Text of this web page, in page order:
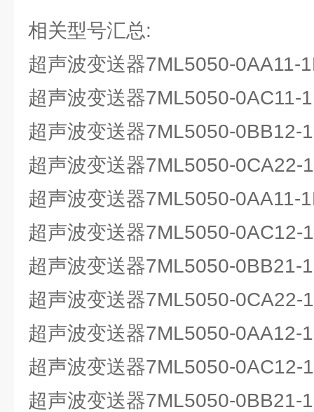
相关型号汇总:
超声波变送器7ML5050-
超声波变送器7ML5050-
超声波变送器7ML5050-
超声波变送器7ML5050-0CA22-
超声波变送器7ML5050-
超声波变送器7ML5050-
超声波变送器7ML5050-
超声波变送器7ML5050-0CA22-
超声波变送器7ML5050-
超声波变送器7ML5050-
超声波变送器7ML5050-